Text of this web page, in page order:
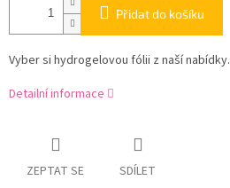
Přidat do košíku
Vyber si hydrogelovou fólii z naší nabídky.
Detailní informace
ZEPTAT SE SDÍLET